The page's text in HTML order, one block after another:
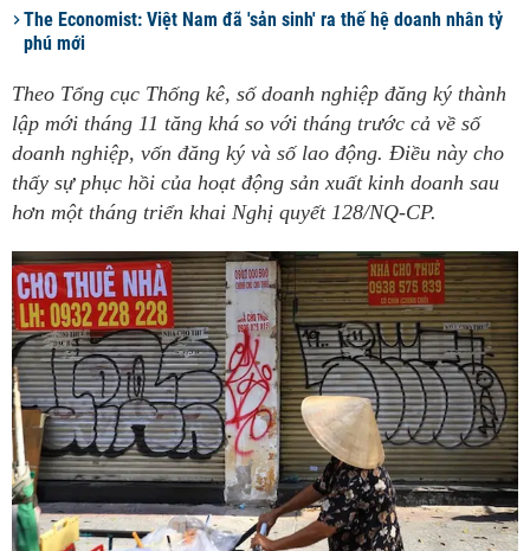
The Economist: Việt Nam đã 'sản sinh' ra thế hệ doanh nhân tỷ
phú mới
Theo Tổng cục Thống kê, số doanh nghiệp đăng ký thành
lập mới tháng 11 tăng khá so với tháng trước cả về số
doanh nghiệp, vốn đăng ký và số lao động. Điều này cho
thấy sự phục hồi của hoạt động sản xuất kinh doanh sau
hơn một tháng triển khai Nghị quyết 128/NQ-CP.